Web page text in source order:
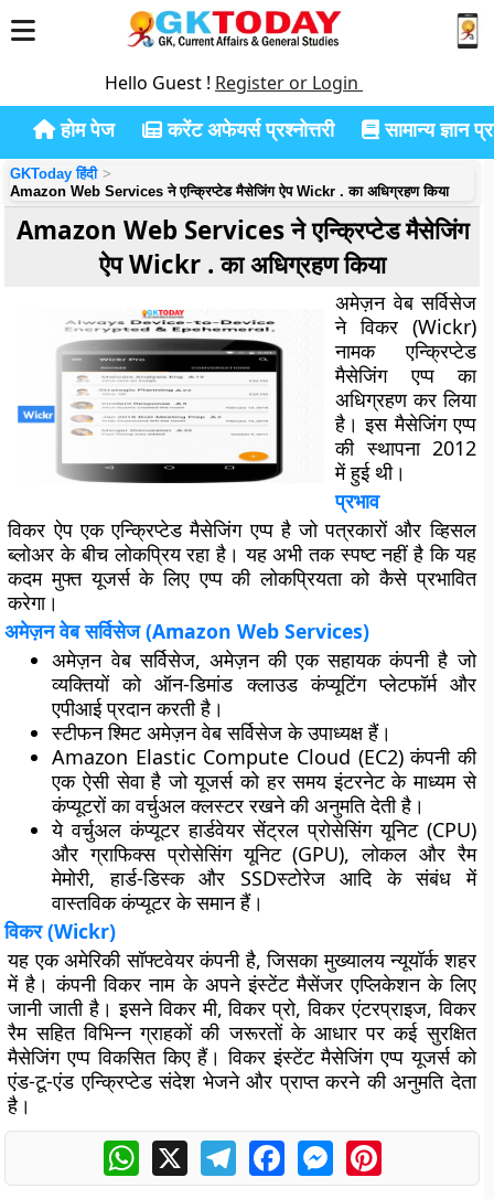
Hello Guest ! Register or Login
होम पेज करेंट अफेयर्स प्रश्नोत्तरी सामान्य ज्ञान
GKToday हिंदी
Amazon Web Services ने एन्क्रिप्टेड मैसेजिंग ऐप Wickr . का अधिग्रहण किया
Amazon Web Services ने एन्क्रिप्टेड मैसेजिंग
ऐप Wickr . का अधिग्रहण किया
अमेज़न वेब सर्विसेज
ने विकर (Wickr)
नामक एन्क्रिप्टेड
मैसेजिंग एप्प का
अधिग्रहण कर लिया
है। इस मैसेजिंग एप्प
की स्थापना 2012
में हुई थी।
प्रभाव
विकर ऐप एक एन्क्रिप्टेड मैसेजिंग एप्प है जो पत्रकारों और व्हिसल
ब्लोअर के बीच लोकप्रिय रहा है। यह अभी तक स्पष्ट नहीं है कि यह
कदम मुफ्त यूजर्स के लिए एप्प की लोकप्रियता को कैसे प्रभावित
करेगा।
अमेज़न वेब सर्विसेज (Amazon Web Services)
अमेज़न वेब सर्विसेज, अमेज़न की एक सहायक कंपनी है जो
व्यक्तियों को ऑन-डिमांड क्लाउड कंप्यूटिंग प्लेटफॉर्म और
एपीआई प्रदान करती है।
स्टीफन श्मिट अमेज़न वेब सर्विसेज के उपाध्यक्ष हैं।
Amazon Elastic Compute Cloud (EC2) कंपनी की
एक ऐसी सेवा है जो यूजर्स को हर समय इंटरनेट के माध्यम से
कंप्यूटरों का वर्चुअल क्लस्टर रखने की अनुमति देती है।
ये वर्चुअल कंप्यूटर हार्डवेयर सेंट्रल प्रोसेसिंग यूनिट (CPU)
और ग्राफिक्स प्रोसेसिंग यूनिट (GPU), लोकल और रैम
मेमोरी, हार्ड-डिस्क और SSDस्टोरेज आदि के संबंध में
वास्तविक कंप्यूटर के समान हैं।
विकर (Wickr)
यह एक अमेरिकी सॉफ्टवेयर कंपनी है, जिसका मुख्यालय न्यूयॉर्क शहर
में है। कंपनी विकर नाम के अपने इंस्टेंट मैसेंजर एप्लिकेशन के लिए
जानी जाती है। इसने विकर मी, विकर प्रो, विकर एंटरप्राइज, विकर
रैम सहित विभिन्न ग्राहकों की जरूरतों के आधार पर कई सुरक्षित
मैसेजिंग एप्प विकसित किए हैं। विकर इंस्टेंट मैसेजिंग एप्प यूजर्स को
एंड-टू-एंड एन्क्रिप्टेड संदेश भेजने और प्राप्त करने की अनुमति देता
है।
WhatsApp
X TelegramFacebookMessengerPinterest